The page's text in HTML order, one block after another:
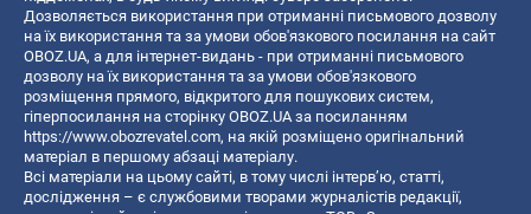
Дозволяється використання при отриманні письмового дозволу
на їх використання та за умови обов'язкового посилання на сайт
OBOZ.UA, а для інтернет-видань - при отриманні письмового
дозволу на їх використання та за умови обов'язкового
розміщення прямого, відкритого для пошукових систем,
гіперпосилання на сторінку OBOZ.UA за посиланням
https://www.obozrevatel.com, на якій розміщено оригінальний
матеріал в першому абзаці матеріалу.
Всі матеріали на цьому сайті, в тому числі інтерв’ю, статті,
дослідження – є службовими творами журналістів редакції,